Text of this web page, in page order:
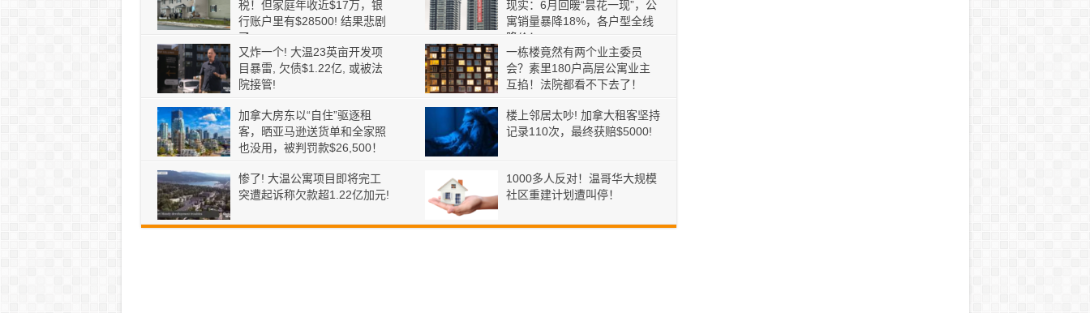
税！但家庭年收近$17万，银
行账户里有$28500! 结果悲剧
了
现实：6月回暖“昙花一现”，公
寓销量暴降18%，各户型全线
降价！
又炸一个! 大温23英亩开发项
目暴雷, 欠债$1.22亿, 或被法
院接管!
一栋楼竟然有两个业主委员
会？素里180户高层公寓业主
互掐！法院都看不下去了！
加拿大房东以“自住”驱逐租
客，晒亚马逊送货单和全家照
也没用，被判罚款$26,500！
楼上邻居太吵! 加拿大租客坚持
记录110次，最终获赔$5000!
惨了! 大温公寓项目即将完工
突遭起诉称欠款超1.22亿加元!
1000多人反对！温哥华大规模
社区重建计划遭叫停！